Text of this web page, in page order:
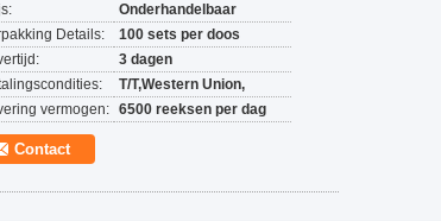
Onderhandelbaar
Details:
100 sets per doos
3 dagen
T/T,Western Union,
vermogen: 6500 reeksen per dag
Contact